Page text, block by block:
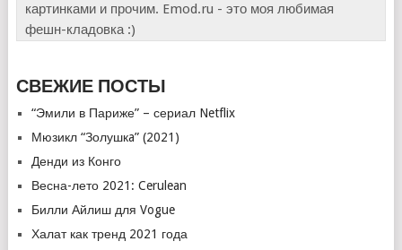
картинками и прочим. Emod.ru - это моя любимая
фешн-кладовка :)
СВЕЖИЕ ПОСТЫ
“Эмили в Париже” – сериал Netflix
Мюзикл “Золушкa” (2021)
Денди из Конго
Весна-лето 2021: Cerulean
Билли Айлиш для Vogue
Халат как тренд 2021 года